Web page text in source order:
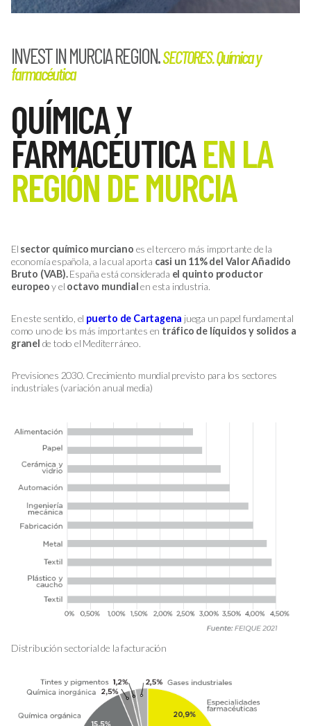
INVEST IN MURCIA REGION.SECTORES. Química y
farmacéutica
QUÍMICA Y
FARMACÉUTICAEN LA
REGIÓN DE MURCIA
El sector químico murciano es el tercero más importante de la
economía española, a la cual aporta casi un 11% del Valor Añadido
Bruto (VAB).España está considerada el quinto productor
europeoy el octavo mundialen esta industria.
En este sentido, el puerto de Cartagena juega un papel fundamental
como uno de los más importantes en tráfico de líquidos y solidos a
granel de todo el Mediterráneo.
Previsiones 2030. Crecimiento mundial previsto para los sectores
industriales (variación anual media)
Distribución sectorial de la facturación